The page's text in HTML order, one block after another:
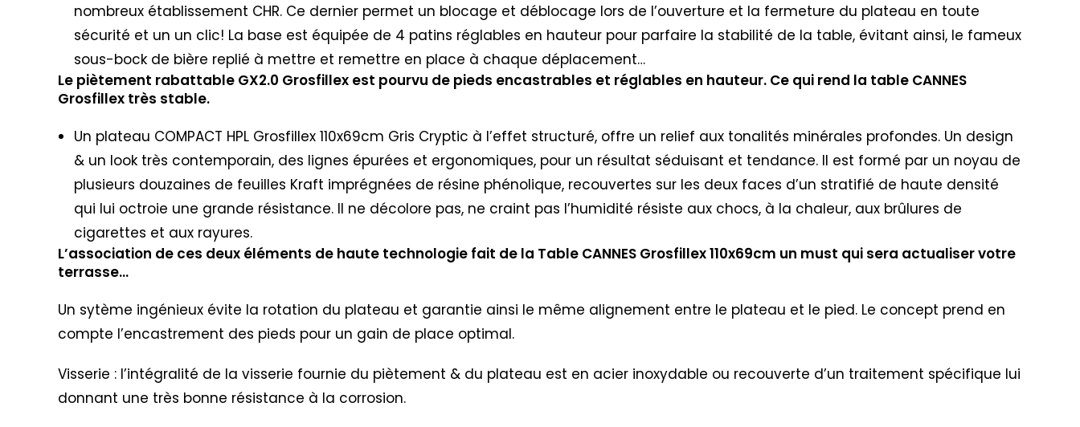
nombreux établissement CHR. Ce dernier permet un blocage et déblocage lors de l’ouverture et la fermeture du plateau en toute
sécurité et un un clic! La base est équipée de 4 patins réglables en hauteur pour parfaire la stabilité de la table, évitant ainsi, le fameux
sous-bock de bière replié à mettre et remettre en place à chaque déplacement…
Le piètement rabattable GX2.0 Grosfillex est pourvu de pieds encastrables et réglables en hauteur. Ce qui rend la table CANNES
Grosfillex très stable.
Un plateau COMPACT HPL Grosfillex 110x69cm Gris Cryptic à l’effet structuré, offre un relief aux tonalités minérales profondes. Un design
& un look très contemporain, des lignes épurées et ergonomiques, pour un résultat séduisant et tendance. Il est formé par un noyau de
plusieurs douzaines de feuilles Kraft imprégnées de résine phénolique, recouvertes sur les deux faces d’un stratifié de haute densité
qui lui octroie une grande résistance. Il ne décolore pas, ne craint pas l’humidité résiste aux chocs, à la chaleur, aux brûlures de
cigarettes et aux rayures.
L’association de ces deux éléments de haute technologie fait de la Table CANNES Grosfillex 110x69cm un must qui sera actualiser votre
terrasse…
Un sytème ingénieux évite la rotation du plateau et garantie ainsi le même alignement entre le plateau et le pied. Le concept prend en
compte l’encastrement des pieds pour un gain de place optimal.
Visserie : l’intégralité de la visserie fournie du piètement & du plateau est en acier inoxydable ou recouverte d’un traitement spécifique lui
donnant une très bonne résistance à la corrosion.